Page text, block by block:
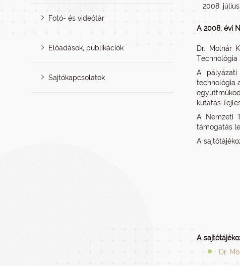
Fotó- és videótár
Előadások, publikációk
Sajtókapcsolatok
2008. július
A 2008. évi
Dr. Molnár
Technológia
A pályázati
technológia
kutatás-
A Nemzeti
támogatás
A
A
Dr.